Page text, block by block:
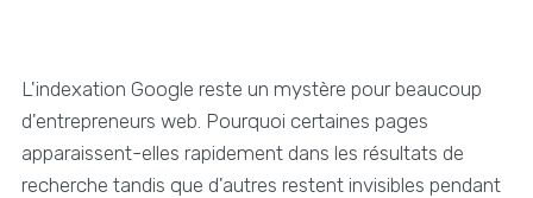
L'indexation Google reste un mystère pour beaucoup
d'entrepreneurs web. Pourquoi certaines pages
apparaissent-elles rapidement dans les résultats de
recherche tandis que d'autres restent invisibles pendant